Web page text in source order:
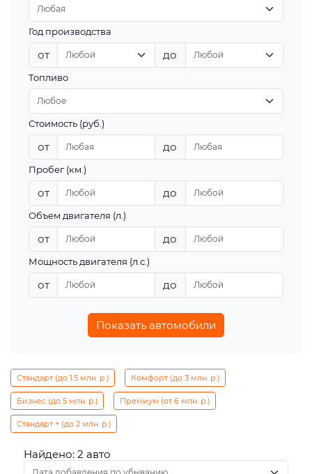
Год производства
от до
Топливо
Стоимость (руб.)
от до
Пробег (км.)
от до
Объем двигателя (л.)
от до
Мощность двигателя (л.с.)
от до
Показать автомобили
Стандарт (до 1.5 млн. р.) Комфорт (до 3 млн. р.)
Бизнес (до 5 млн. р.) Премиум (от 6 млн. р.)
Стандарт + (до 2 млн. р.)
Найдено: 2 авто